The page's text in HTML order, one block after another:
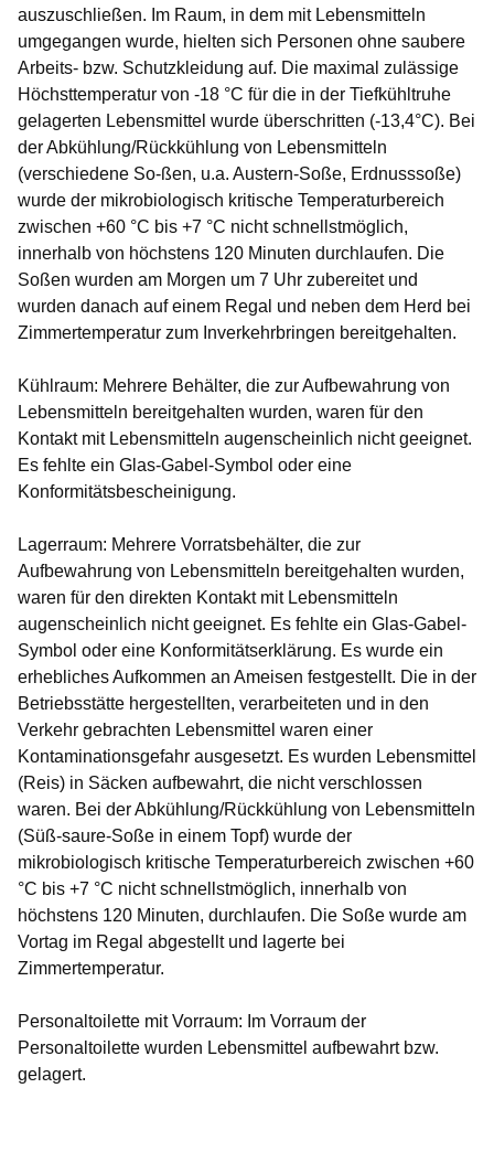
auszuschließen. Im Raum, in dem mit Lebensmitteln
umgegangen wurde, hielten sich Personen ohne saubere
Arbeits- bzw. Schutzkleidung auf. Die maximal zulässige
Höchsttemperatur von -18 °C für die in der Tiefkühltruhe
gelagerten Lebensmittel wurde überschritten (-13,4°C). Bei
der Abkühlung/Rückkühlung von Lebensmitteln
(verschiedene So-ßen, u.a. Austern-Soße, Erdnusssoße)
wurde der mikrobiologisch kritische Temperaturbereich
zwischen +60 °C bis +7 °C nicht schnellstmöglich,
innerhalb von höchstens 120 Minuten durchlaufen. Die
Soßen wurden am Morgen um 7 Uhr zubereitet und
wurden danach auf einem Regal und neben dem Herd bei
Zimmertemperatur zum Inverkehrbringen bereitgehalten.
Kühlraum: Mehrere Behälter, die zur Aufbewahrung von
Lebensmitteln bereitgehalten wurden, waren für den
Kontakt mit Lebensmitteln augenscheinlich nicht geeignet.
Es fehlte ein Glas-Gabel-Symbol oder eine
Konformitätsbescheinigung.
Lagerraum: Mehrere Vorratsbehälter, die zur
Aufbewahrung von Lebensmitteln bereitgehalten wurden,
waren für den direkten Kontakt mit Lebensmitteln
augenscheinlich nicht geeignet. Es fehlte ein Glas-Gabel-
Symbol oder eine Konformitätserklärung. Es wurde ein
erhebliches Aufkommen an Ameisen festgestellt. Die in der
Betriebsstätte hergestellten, verarbeiteten und in den
Verkehr gebrachten Lebensmittel waren einer
Kontaminationsgefahr ausgesetzt. Es wurden Lebensmittel
(Reis) in Säcken aufbewahrt, die nicht verschlossen
waren. Bei der Abkühlung/Rückkühlung von Lebensmitteln
(Süß-saure-Soße in einem Topf) wurde der
mikrobiologisch kritische Temperaturbereich zwischen +60
°C bis +7 °C nicht schnellstmöglich, innerhalb von
höchstens 120 Minuten, durchlaufen. Die Soße wurde am
Vortag im Regal abgestellt und lagerte bei
Zimmertemperatur.
Personaltoilette mit Vorraum: Im Vorraum der
Personaltoilette wurden Lebensmittel aufbewahrt bzw.
gelagert.